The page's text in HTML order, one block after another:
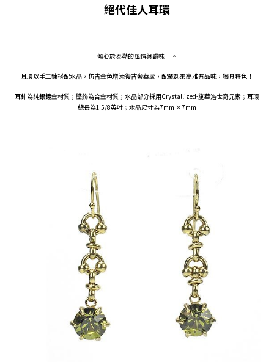
絕代佳人耳環
傾心於泰勒的風情與韻味…。
耳環以手工鍊搭配水晶，仿古金色增添復古奢華感，配戴起來高雅有品味，獨具特色！
耳針為純銀鍍金材質；墜飾為合金材質；水晶部分採用Crystallized-施華洛世奇元素；耳環
總長為1 5/8英吋；水晶尺寸為7mm ×7mm